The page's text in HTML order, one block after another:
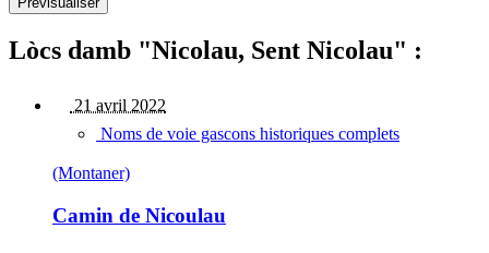
Lòcs damb "Nicolau, Sent Nicolau" :
21 avril 2022
Noms de voie gascons historiques complets
(Montaner)
Camin de Nicoulau